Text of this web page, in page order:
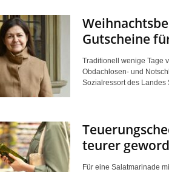
Gutscheine
Traditionell wenige Tage
Obdachlosen- und
Sozialressort des Landes
teurer
Für eine Salatmarinade